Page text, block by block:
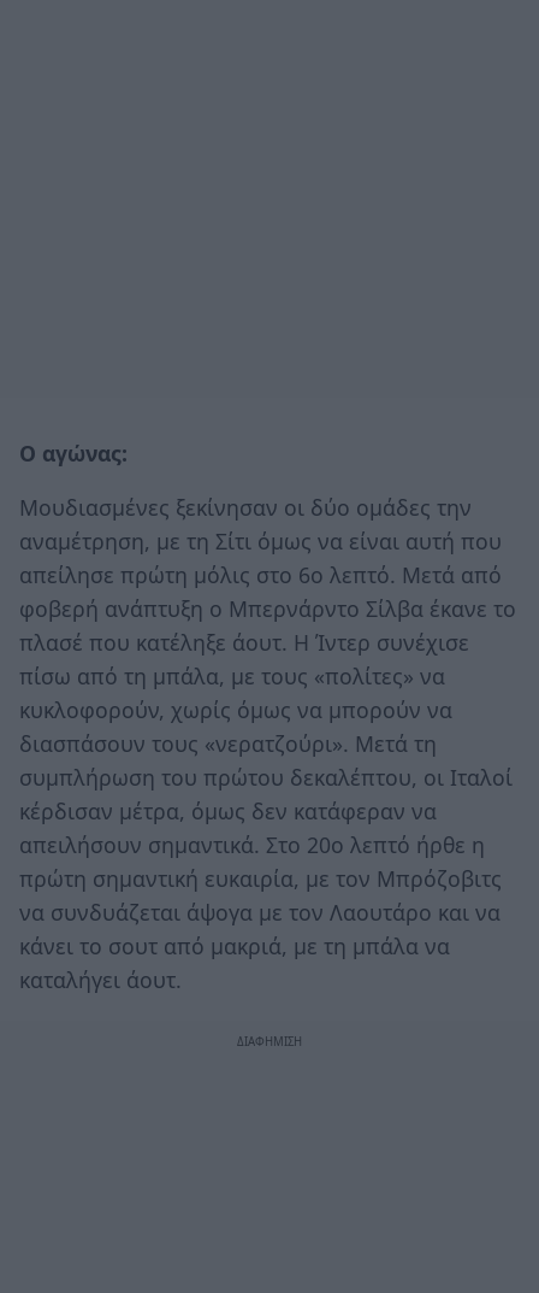
Ο αγώνας:
Μουδιασμένες ξεκίνησαν οι δύο ομάδες την
αναμέτρηση, με τη Σίτι όμως να είναι αυτή που
απείλησε πρώτη μόλις στο 6ο λεπτό. Μετά από
φοβερή ανάπτυξη ο Μπερνάρντο Σίλβα έκανε το
πλασέ που κατέληξε άουτ. Η Ίντερ συνέχισε
πίσω από τη μπάλα, με τους «πολίτες» να
κυκλοφορούν, χωρίς όμως να μπορούν να
διασπάσουν τους «νερατζούρι». Μετά τη
συμπλήρωση του πρώτου δεκαλέπτου, οι Ιταλοί
κέρδισαν μέτρα, όμως δεν κατάφεραν να
απειλήσουν σημαντικά. Στο 20ο λεπτό ήρθε η
πρώτη σημαντική ευκαιρία, με τον Μπρόζοβιτς
να συνδυάζεται άψογα με τον Λαουτάρο και να
κάνει το σουτ από μακριά, με τη μπάλα να
καταλήγει άουτ.